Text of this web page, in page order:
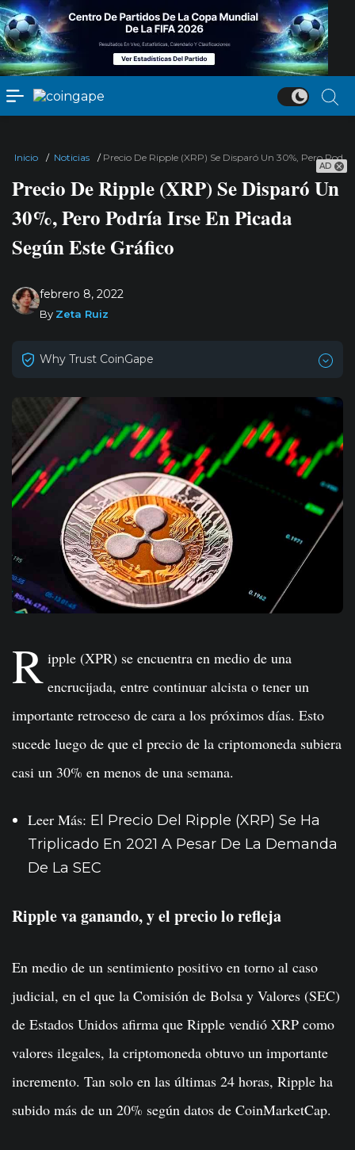
AD
Inicio / Noticias / Precio De Ripple (XRP) Se Disparó Un 30%, Pero
Precio De Ripple (XRP) Se Disparó Un
30%, Pero Podría Irse En Picada
Según Este Gráfico
febrero 8, 2022
By Zeta Ruiz
Why Trust CoinGape
R ipple (XPR) se encuentra en medio de una
encrucijada, entre continuar alcista o tener un
importante retroceso de cara a los próximos días. Esto
sucede luego de que el precio de la criptomoneda subiera
casi un 30% en menos de una semana.
Leer Más: El Precio Del Ripple (XRP) Se Ha
Triplicado En 2021 A Pesar De La Demanda
De La SEC
Ripple va ganando, y el precio lo refleja
En medio de un sentimiento positivo en torno al caso
judicial, en el que la Comisión de Bolsa y Valores (SEC)
de Estados Unidos afirma que Ripple vendió XRP como
valores ilegales, la criptomoneda obtuvo un importante
incremento. Tan solo en las últimas 24 horas, Ripple ha
subido más de un 20% según datos de CoinMarketCap.